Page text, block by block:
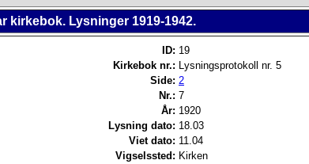
kirkebok. Lysninger 1919-1942.
ID: 19
Kirkebok nr.: Lysningsprotokoll nr. 5
Side: 2
Nr.: 7
År: 1920
Lysning dato: 18.03
Viet dato: 11.04
Vigselssted: Kirken